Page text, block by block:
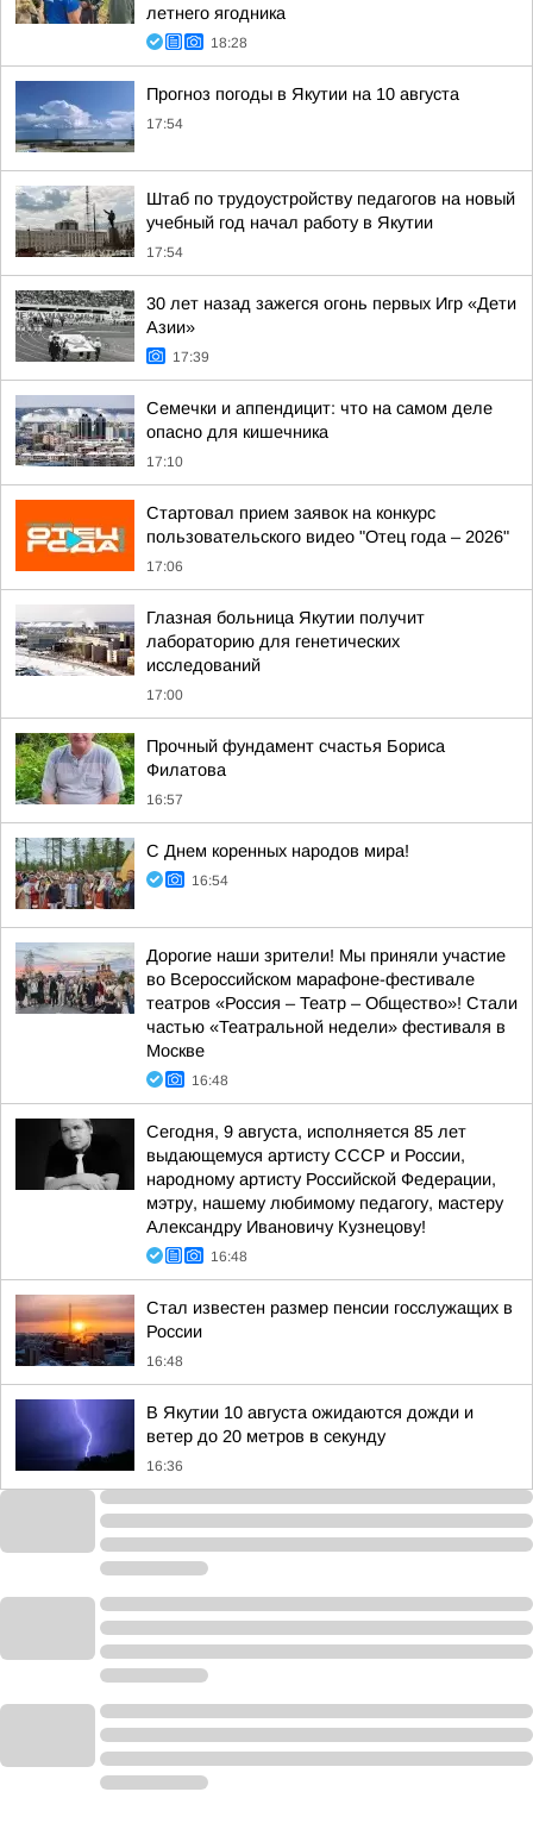
летнего ягодника
18:28
Прогноз погоды в Якутии на 10 августа
17:54
Штаб по трудоустройству педагогов на новый
учебный год начал работу в Якутии
17:54
30 лет назад зажегся огонь первых Игр «Дети
Азии»
17:39
Семечки и аппендицит: что на самом деле
опасно для кишечника
17:10
Стартовал прием заявок на конкурс
пользовательского видео "Отец года – 2026"
17:06
Глазная больница Якутии получит
лабораторию для генетических
исследований
17:00
Прочный фундамент счастья Бориса
Филатова
16:57
С Днем коренных народов мира!
16:54
Дорогие наши зрители! Мы приняли участие
во Всероссийском марафоне-фестивале
театров «Россия – Театр – Общество»! Стали
частью «Театральной недели» фестиваля в
Москве
16:48
Сегодня, 9 августа, исполняется 85 лет
выдающемуся артисту СССР и России,
народному артисту Российской Федерации,
мэтру, нашему любимому педагогу, мастеру
Александру Ивановичу Кузнецову!
16:48
Стал известен размер пенсии госслужащих в
России
16:48
В Якутии 10 августа ожидаются дожди и
ветер до 20 метров в секунду
16:36